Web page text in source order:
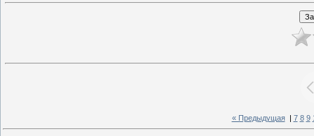
« Предыдущая| 7 8 9